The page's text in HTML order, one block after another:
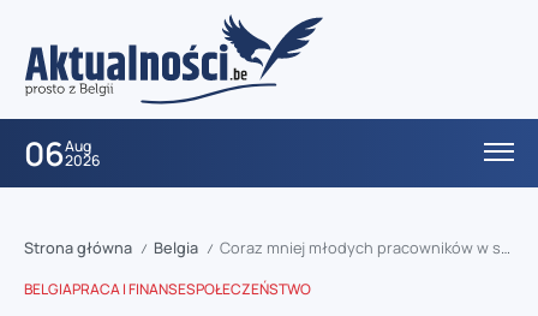
06Aug
2026
Strona główna / Belgia / Coraz mniej młodych pracowników w sektorze zdrowia – alarmujące dane Acerta
BELGIAPRACA I FINANSESPOŁECZEŃSTWO